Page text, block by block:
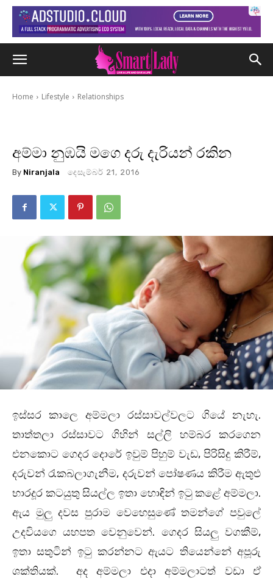
Home Lifestyle Relationships
අම්මා නුඹයි මගෙ දරු දැරියන් රකින
By Niranjala දෙසැම්බර් 21, 2016
ඉස්සර කාලෙ අම්මලා රස්සාවල්වලට ගියේ නැහැ.
තාත්තලා රස්සාවට ගිහින් සල්ලි හම්බර කරගෙන
එනකොට ගෙදර දොරේ ඉවුම් පිහුම් වැඩ, පිරිසිදු කිරීම්,
දරුවන් රැකබලාගැනීම, දරුවන් පෝෂණය කිරීම ඇතුළු
භාරදූර කටයුතු සියල්ල ඉතා හොඳින් ඉටු කළේ අම්මලා.
ඇය මුලු දවස පුරාම වෙහෙසුණේ තමන්ගේ පවුලේ
උදවියගෙ යහපත වෙනුවෙන්. ගෙදර සියලු වගකීම්,
ඉතා සතුටින් ඉටු කරන්නට ඇයට තියෙන්නේ අපූරු
ශක්තියක්. අද අම්මලා එදා අම්මලාටත් වඩා ඒ